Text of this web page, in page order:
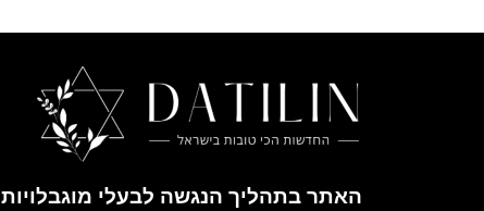
האתר בתהליך הנגשה לבעלי מוגבלויות